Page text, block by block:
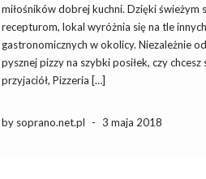
miłośników dobrej kuchni. Dzięki świeżym
recepturom, lokal wyróżnia się na tle
gastronomicznych w okolicy. Niezależnie
pysznej pizzy na szybki posiłek, czy
przyjaciół, Pizzeria […]
by soprano.net.pl - 3 maja 2018